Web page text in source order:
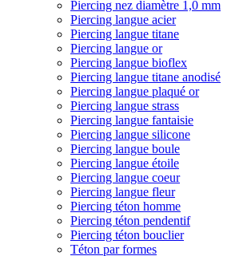
Piercing nez diamètre 1,0 mm
Piercing langue acier
Piercing langue titane
Piercing langue or
Piercing langue bioflex
Piercing langue titane anodisé
Piercing langue plaqué or
Piercing langue strass
Piercing langue fantaisie
Piercing langue silicone
Piercing langue boule
Piercing langue étoile
Piercing langue coeur
Piercing langue fleur
Piercing téton homme
Piercing téton pendentif
Piercing téton bouclier
Téton par formes